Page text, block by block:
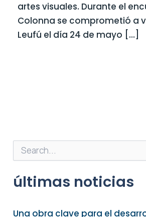
artes visuales. Durante el
Colonna se comprometió a
Leufú el día 24 de mayo […]
u
c
p
últimas noticias
Una obra clave para el